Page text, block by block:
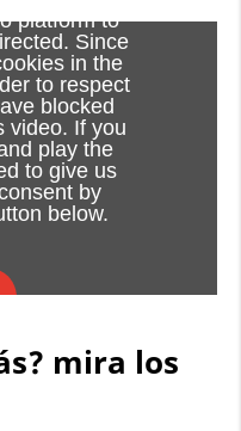
platform to
Since
in the
to respect
blocked
video. If you
play the
to give us
by
below.
mira los